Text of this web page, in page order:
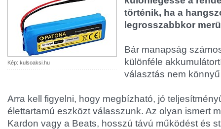
Kép: kulsoaksi.hu
történik, ha a
legrosszabbkor
Bár manapság
különféle
választás nem
Arra kell figyelni, hogy megbízható, jó
élettartamú eszközt válasszunk. Az olyan ismert
Kardon vagy a Beats, hosszú távú működést és